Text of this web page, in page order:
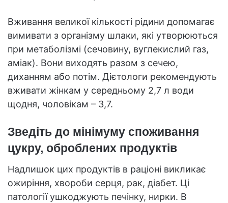
Вживання великої кількості рідини допомагає
вимивати з організму шлаки, які утворюються
при метаболізмі (сечовину, вуглекислий газ,
аміак). Вони виходять разом з сечею,
диханням або потім. Дієтологи рекомендують
вживати жінкам у середньому 2,7 л води
щодня, чоловікам – 3,7.
Зведіть до мінімуму споживання
цукру, оброблених продуктів
Надлишок цих продуктів в раціоні викликає
ожиріння, хвороби серця, рак, діабет. Ці
патології ушкоджують печінку, нирки. В